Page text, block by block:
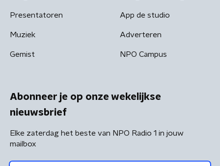
Presentatoren
Muziek
Gemist
App de studio
Adverteren
NPO Campus
Abonneer je op onze wekelijkse
nieuwsbrief
Elke zaterdag het beste van NPO Radio 1 in jouw
mailbox